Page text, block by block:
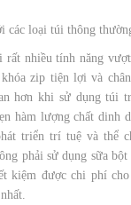
các loại túi thông
rất nhiều tính năng
zip tiện lợi và
hơn khi sử dụng túi
hàm lượng chất dinh
triển trí tuệ và thể
phải sử dụng sữa
kiệm được chi phí